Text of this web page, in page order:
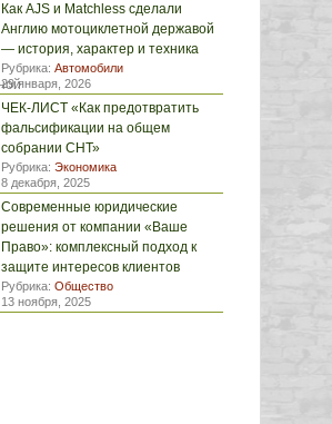
Как AJS и Matchless сделали
Англию мотоциклетной державой
— история, характер и техника
Рубрика: Автомобили
29 января, 2026
ЧЕК-ЛИСТ «Как предотвратить
фальсификации на общем
собрании СНТ»
Рубрика: Экономика
8 декабря, 2025
Современные юридические
решения от компании «Ваше
Право»: комплексный подход к
защите интересов клиентов
Рубрика: Общество
13 ноября, 2025